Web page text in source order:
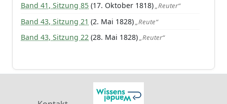
Band 41, Sitzung 85 (17. Oktober 1818)„Reuter“
Band 43, Sitzung 21 (2. Mai 1828)„Reute“
Band 43, Sitzung 22 (28. Mai 1828)„Reuter“